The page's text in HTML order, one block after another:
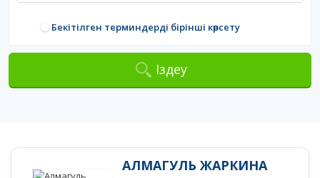
Бекітілген терминдерді бірінші көрсету
Іздеу
АЛМАГУЛЬ ЖАРКИНА